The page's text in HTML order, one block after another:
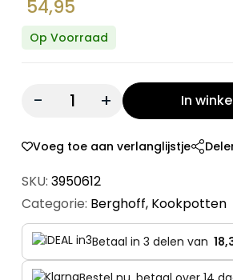
54,95
Op Voorraad
Quantity: In
Voeg toe aan verlanglijstje
SKU: 3950612
Categorie: Berghoff, Kookpotten
Betaal in 3 delen van